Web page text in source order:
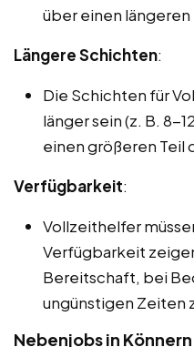
über einen
Längere Schichten:
Die Schichten für
länger sein (z. B. 8-
einen größeren Teil
Verfügbarkeit:
Vollzeithelfer
Verfügbarkeit
Bereitschaft, bei
ungünstigen Zeiten
Nebenjobs in Könnern